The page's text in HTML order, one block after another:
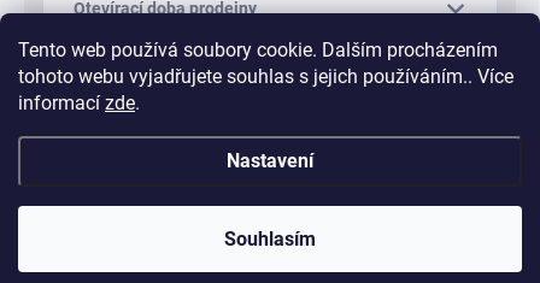
Tento web používá soubory cookie. Dalším procházením
tohoto webu vyjadřujete souhlas s jejich používáním.. Více
informací zde.
Nastavení
Souhlasím
Otevírací doba prodejny
Copyright 2026Equiduo. Všechna práva vyhrazena.Upravit nastavení
cookies